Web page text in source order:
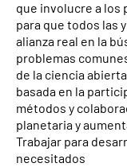
que involucre a los
para que todos las
alianza real en la
problemas
de la ciencia
basada en la
métodos y
planetaria y
Trabajar para
necesitados